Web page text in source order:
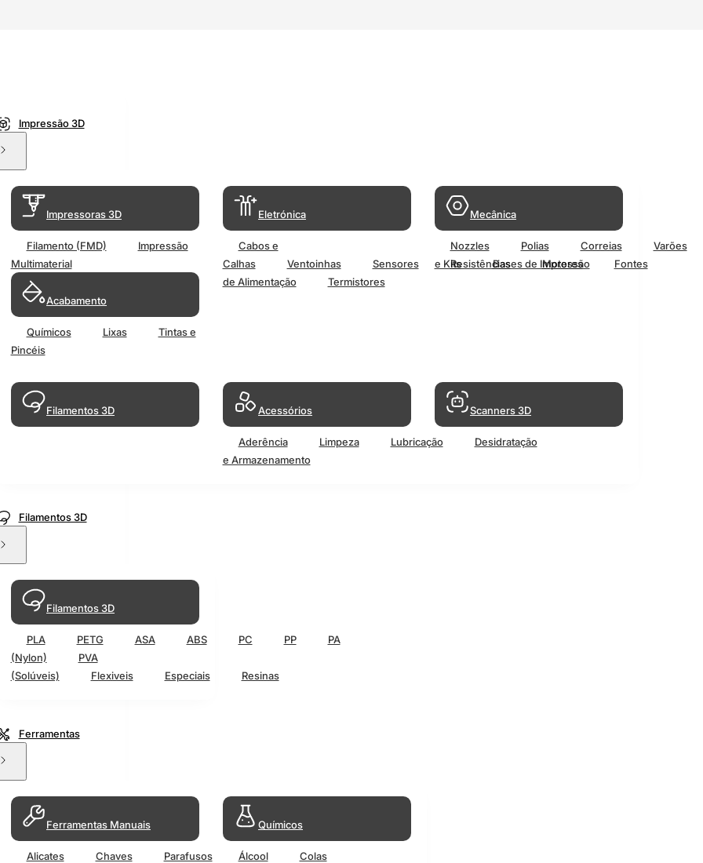
Impressão 3D
Impressoras 3D
Filamento (FMD)
Impressão
Multimaterial
Acabamento
Químicos Lixas
Tintas e
Pincéis
Eletrónica
Cabos e
Calhas
Ventoinhas Sensores Resistências Motores
Fontes
de Alimentação
Termistores
Mecânica
Nozzles Polias Correias
Varões
e Kits
Bases de Impressão
Filamentos 3D Acessórios
Aderência Limpeza Lubricação
Desidratação
e Armazenamento
Scanners 3D
Filamentos 3D
Filamentos 3D
PLA PETG ASA ABS PC PP
PA
(Nylon)
PVA
(Solúveis)
Flexiveis Especiais Resinas
Ferramentas
Ferramentas Manuais
Alicates Chaves
Parafusos
Químicos
Álcool Colas